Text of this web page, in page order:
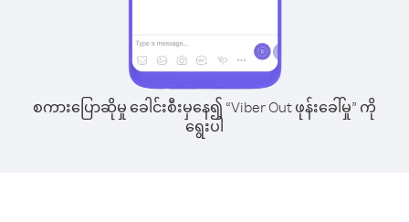
စကားပြောဆိုမှု ခေါင်းစီးမှနေ၍ “Viber Out ဖုန်းခေါ်မှု” ကို
ရွေးပါ